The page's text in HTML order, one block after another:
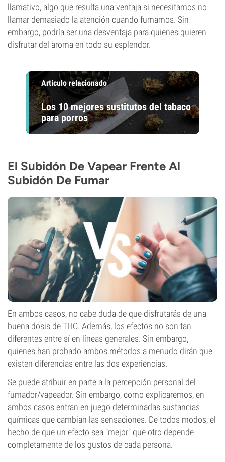
llamativo, algo que resulta una ventaja si necesitamos no
llamar demasiado la atención cuando fumamos. Sin
embargo, podría ser una desventaja para quienes quieren
disfrutar del aroma en todo su esplendor.
Artículo relacionado
Los 10 mejores sustitutos del tabaco
para porros
El Subidón De Vapear Frente Al
Subidón De Fumar
En ambos casos, no cabe duda de que disfrutarás de una
buena dosis de THC. Además, los efectos no son tan
diferentes entre sí en líneas generales. Sin embargo,
quienes han probado ambos métodos a menudo dirán que
existen diferencias entre las dos experiencias.
Se puede atribuir en parte a la percepción personal del
fumador/vapeador. Sin embargo, como explicaremos, en
ambos casos entran en juego determinadas sustancias
químicas que cambian las sensaciones. De todos modos, el
hecho de que un efecto sea "mejor" que otro depende
completamente de los gustos de cada persona.